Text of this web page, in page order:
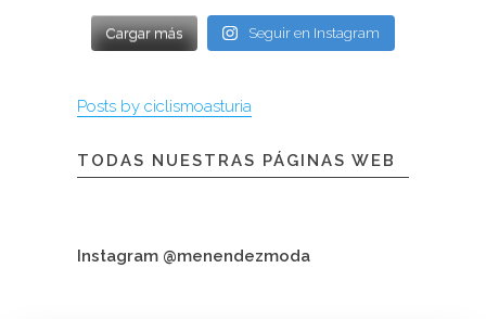
Cargar más Seguir en Instagram
Posts by ciclismoasturia
TODAS NUESTRAS PÁGINAS WEB
Instagram @menendezmoda